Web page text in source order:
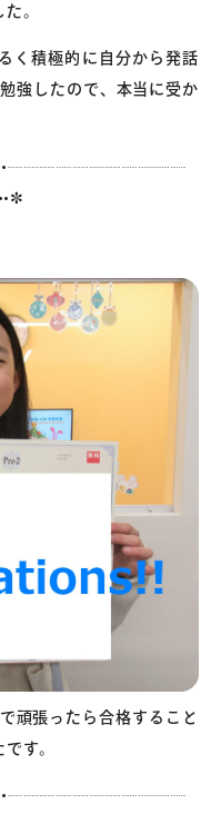
。
く積極的に自分から発話
強したので、本当に受か
頑張ったら合格すること
す。